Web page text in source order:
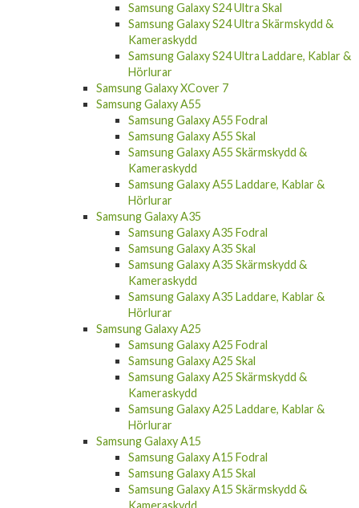
Samsung Galaxy S24 Ultra Skal
Samsung Galaxy S24 Ultra Skärmskydd &
Kameraskydd
Samsung Galaxy S24 Ultra Laddare, Kablar &
Hörlurar
Samsung Galaxy XCover 7
Samsung Galaxy A55
Samsung Galaxy A55 Fodral
Samsung Galaxy A55 Skal
Samsung Galaxy A55 Skärmskydd &
Kameraskydd
Samsung Galaxy A55 Laddare, Kablar &
Hörlurar
Samsung Galaxy A35
Samsung Galaxy A35 Fodral
Samsung Galaxy A35 Skal
Samsung Galaxy A35 Skärmskydd &
Kameraskydd
Samsung Galaxy A35 Laddare, Kablar &
Hörlurar
Samsung Galaxy A25
Samsung Galaxy A25 Fodral
Samsung Galaxy A25 Skal
Samsung Galaxy A25 Skärmskydd &
Kameraskydd
Samsung Galaxy A25 Laddare, Kablar &
Hörlurar
Samsung Galaxy A15
Samsung Galaxy A15 Fodral
Samsung Galaxy A15 Skal
Samsung Galaxy A15 Skärmskydd &